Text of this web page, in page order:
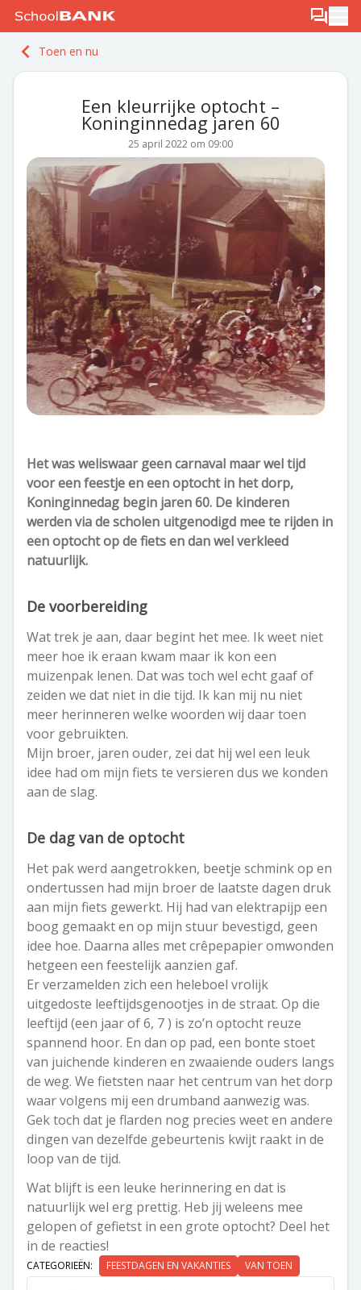
Ga naar de inhoud Berichten
Meld je gratis aan
Toen en nu
Een kleurrijke optocht –
Koninginnedag jaren 60
25 april 2022 om 09:00
Het was weliswaar geen carnaval maar wel tijd
voor een feestje en een optocht in het dorp,
Koninginnedag begin jaren 60. De kinderen
werden via de scholen uitgenodigd mee te rijden in
een optocht op de fiets en dan wel verkleed
natuurlijk.
De voorbereiding
Wat trek je aan, daar begint het mee. Ik weet niet
meer hoe ik eraan kwam maar ik kon een
muizenpak lenen. Dat was toch wel echt gaaf of
zeiden we dat niet in die tijd. Ik kan mij nu niet
meer herinneren welke woorden wij daar toen
voor gebruikten.
Mijn broer, jaren ouder, zei dat hij wel een leuk
idee had om mijn fiets te versieren dus we konden
aan de slag.
De dag van de optocht
Het pak werd aangetrokken, beetje schmink op en
ondertussen had mijn broer de laatste dagen druk
aan mijn fiets gewerkt. Hij had van elektrapijp een
boog gemaakt en op mijn stuur bevestigd, geen
idee hoe. Daarna alles met crêpepapier omwonden
hetgeen een feestelijk aanzien gaf.
Er verzamelden zich een heleboel vrolijk
uitgedoste leeftijdsgenootjes in de straat. Op die
leeftijd (een jaar of 6, 7 ) is zo’n optocht reuze
spannend hoor. En dan op pad, een bonte stoet
van juichende kinderen en zwaaiende ouders langs
de weg. We fietsten naar het centrum van het dorp
waar volgens mij een drumband aanwezig was.
Gek toch dat je flarden nog precies weet en andere
dingen van dezelfde gebeurtenis kwijt raakt in de
loop van de tijd.
Wat blijft is een leuke herinnering en dat is
natuurlijk wel erg prettig. Heb jij weleens mee
gelopen of gefietst in een grote optocht? Deel het
in de reacties!
CATEGORIEËN: FEESTDAGEN EN VAKANTIES VAN TOEN